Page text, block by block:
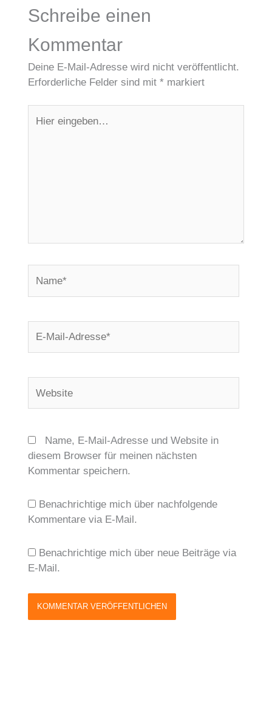
Schreibe einen
Kommentar
Deine E-Mail-Adresse wird nicht veröffentlicht.
Erforderliche Felder sind mit * markiert
eingeben…
Mail-
Name, E-Mail-Adresse und Website in
diesem Browser für meinen nächsten
Kommentar speichern.
Benachrichtige mich über nachfolgende
Kommentare via E-Mail.
Benachrichtige mich über neue Beiträge via
E-Mail.